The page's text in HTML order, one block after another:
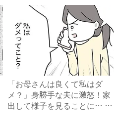
「お母さんは良くて私はダ
メ？」身勝手な夫に激怒！家
出して様子を見ることに… #